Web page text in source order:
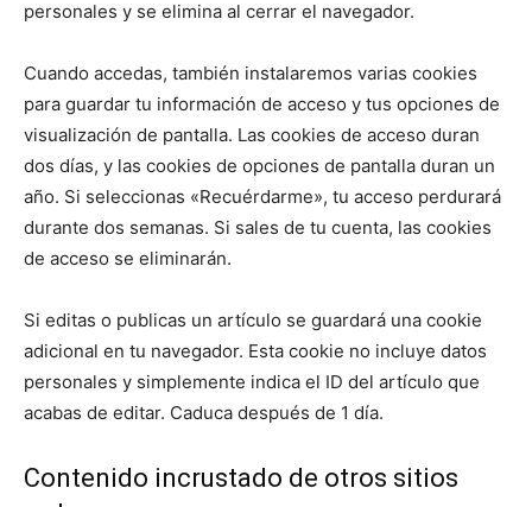
personales y se elimina al cerrar el navegador.
Cuando accedas, también instalaremos varias cookies
para guardar tu información de acceso y tus opciones de
visualización de pantalla. Las cookies de acceso duran
dos días, y las cookies de opciones de pantalla duran un
año. Si seleccionas «Recuérdarme», tu acceso perdurará
durante dos semanas. Si sales de tu cuenta, las cookies
de acceso se eliminarán.
Si editas o publicas un artículo se guardará una cookie
adicional en tu navegador. Esta cookie no incluye datos
personales y simplemente indica el ID del artículo que
acabas de editar. Caduca después de 1 día.
Contenido incrustado de otros sitios